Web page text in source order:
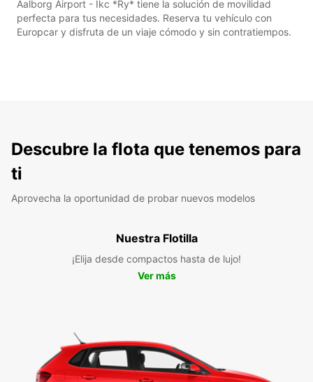
Aalborg Airport - Ikc *Ry* tiene la solución de movilidad
perfecta para tus necesidades. Reserva tu vehículo con
Europcar y disfruta de un viaje cómodo y sin contratiempos.
Descubre la flota que tenemos para
ti
Aprovecha la oportunidad de probar nuevos modelos
Nuestra Flotilla
¡Elija desde compactos hasta de lujo!
Ver más